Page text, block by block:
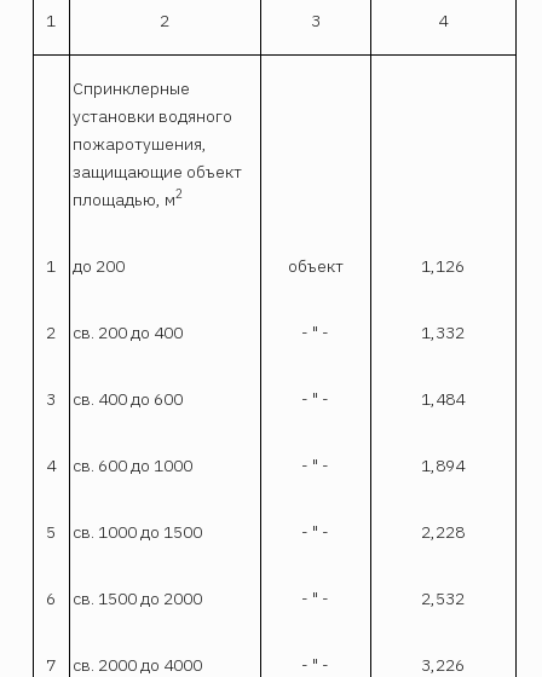
1 2 3 4
Спринклерные
установки водяного
пожаротушения,
защищающие объект
площадью, м2
1 до 200 объект 1,126
2 св. 200 до 400 - " - 1,332
3 св. 400 до 600 - " - 1,484
4 св. 600 до 1000 - " - 1,894
5 св. 1000 до 1500 - " - 2,228
6 св. 1500 до 2000 - " - 2,532
7 св. 2000 до 4000 - " - 3,226